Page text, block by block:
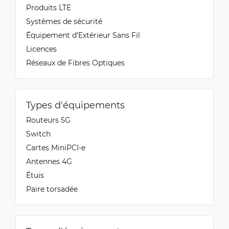
Cheap, good looking and durable patch cable.
Vérifié, collecté par Trustpilot
Cheap, good looking and durable patch cable.
Vérifié, collecté par Trustpilot
Nice product, good quality, fast delivery, good
Produits LTE
Systèmes de sécurité
Équipement d’Extérieur Sans Fil
Licences
Réseaux de Fibres Optiques
Types d'équipements
Routeurs 5G
Switch
Cartes MiniPCI-e
Antennes 4G
Étuis
Paire torsadée